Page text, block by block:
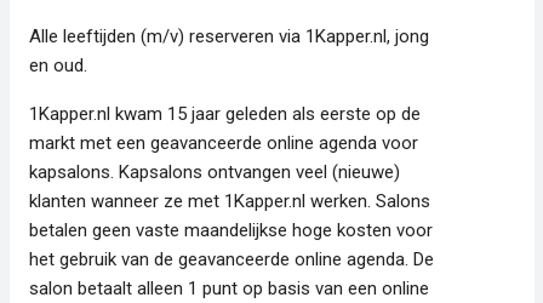
Alle leeftijden (m/v) reserveren via 1Kapper.nl, jong
en oud.
1Kapper.nl kwam 15 jaar geleden als eerste op de
markt met een geavanceerde online agenda voor
kapsalons. Kapsalons ontvangen veel (nieuwe)
klanten wanneer ze met 1Kapper.nl werken. Salons
betalen geen vaste maandelijkse hoge kosten voor
het gebruik van de geavanceerde online agenda. De
salon betaalt alleen 1 punt op basis van een online